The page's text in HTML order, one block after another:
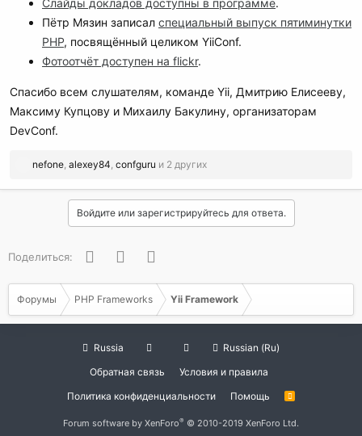
Пётр Мязин записал специальный выпуск пятиминутки
PHP, посвящённый целиком YiiConf.
Фотоотчёт доступен на flickr.
Спасибо всем слушателям, команде Yii, Дмитрию Елисееву,
Максиму Купцову и Михаилу Бакулину, организаторам
DevConf.
Р
а
:
nefone alexey84 confguru и 2 других
Войдите или зарегистрируйтесь для ответа.
Поделиться: FacebookTwitter
Форумы PHP Frameworks Yii Framework
Russia
Russian (Ru)
Обратная связь
Условия и правила
Политика конфиденциальности
Помощь
R
Forum software by XenForo® © 2010-2019 XenForo Ltd.